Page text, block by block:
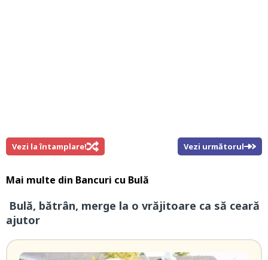
Vezi la întamplare! Vezi următorul
Mai multe din Bancuri cu Bulă
Bulă, bătrân, merge la o vrăjitoare ca să ceară
ajutor